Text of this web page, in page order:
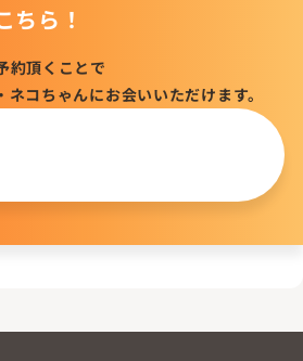
ちら！
約頂くことで
コちゃんにお会いいただけます。